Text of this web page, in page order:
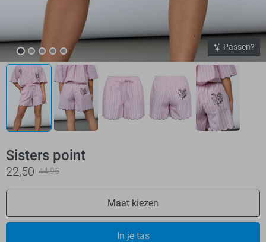
Passen?
Sisters point
22,50 44,95
Maat kiezen
In je tas